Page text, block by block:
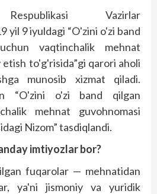
Vazirlar
yil 9 iyuldagi “O'zini o'zi band
vaqtinchalik mehnat
to'g'risida”gi qarori aholi
munosib xizmat qiladi.
“O'zini o'zi band qilgan
mehnat guvohnomasi
Nizom” tasdiqlandi.
imtiyozlar bor?
fuqarolar — mehnatidan
ya'ni jismoniy va yuridik